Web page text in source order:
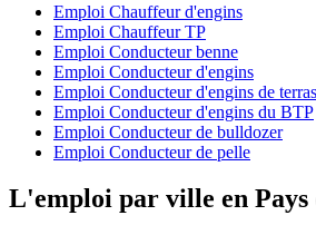
Emploi Chauffeur d'engins
Emploi Chauffeur TP
Emploi Conducteur benne
Emploi Conducteur d'engins
Emploi Conducteur d'engins de
Emploi Conducteur d'engins du BTP
Emploi Conducteur de bulldozer
Emploi Conducteur de pelle
L'emploi par ville en Pays